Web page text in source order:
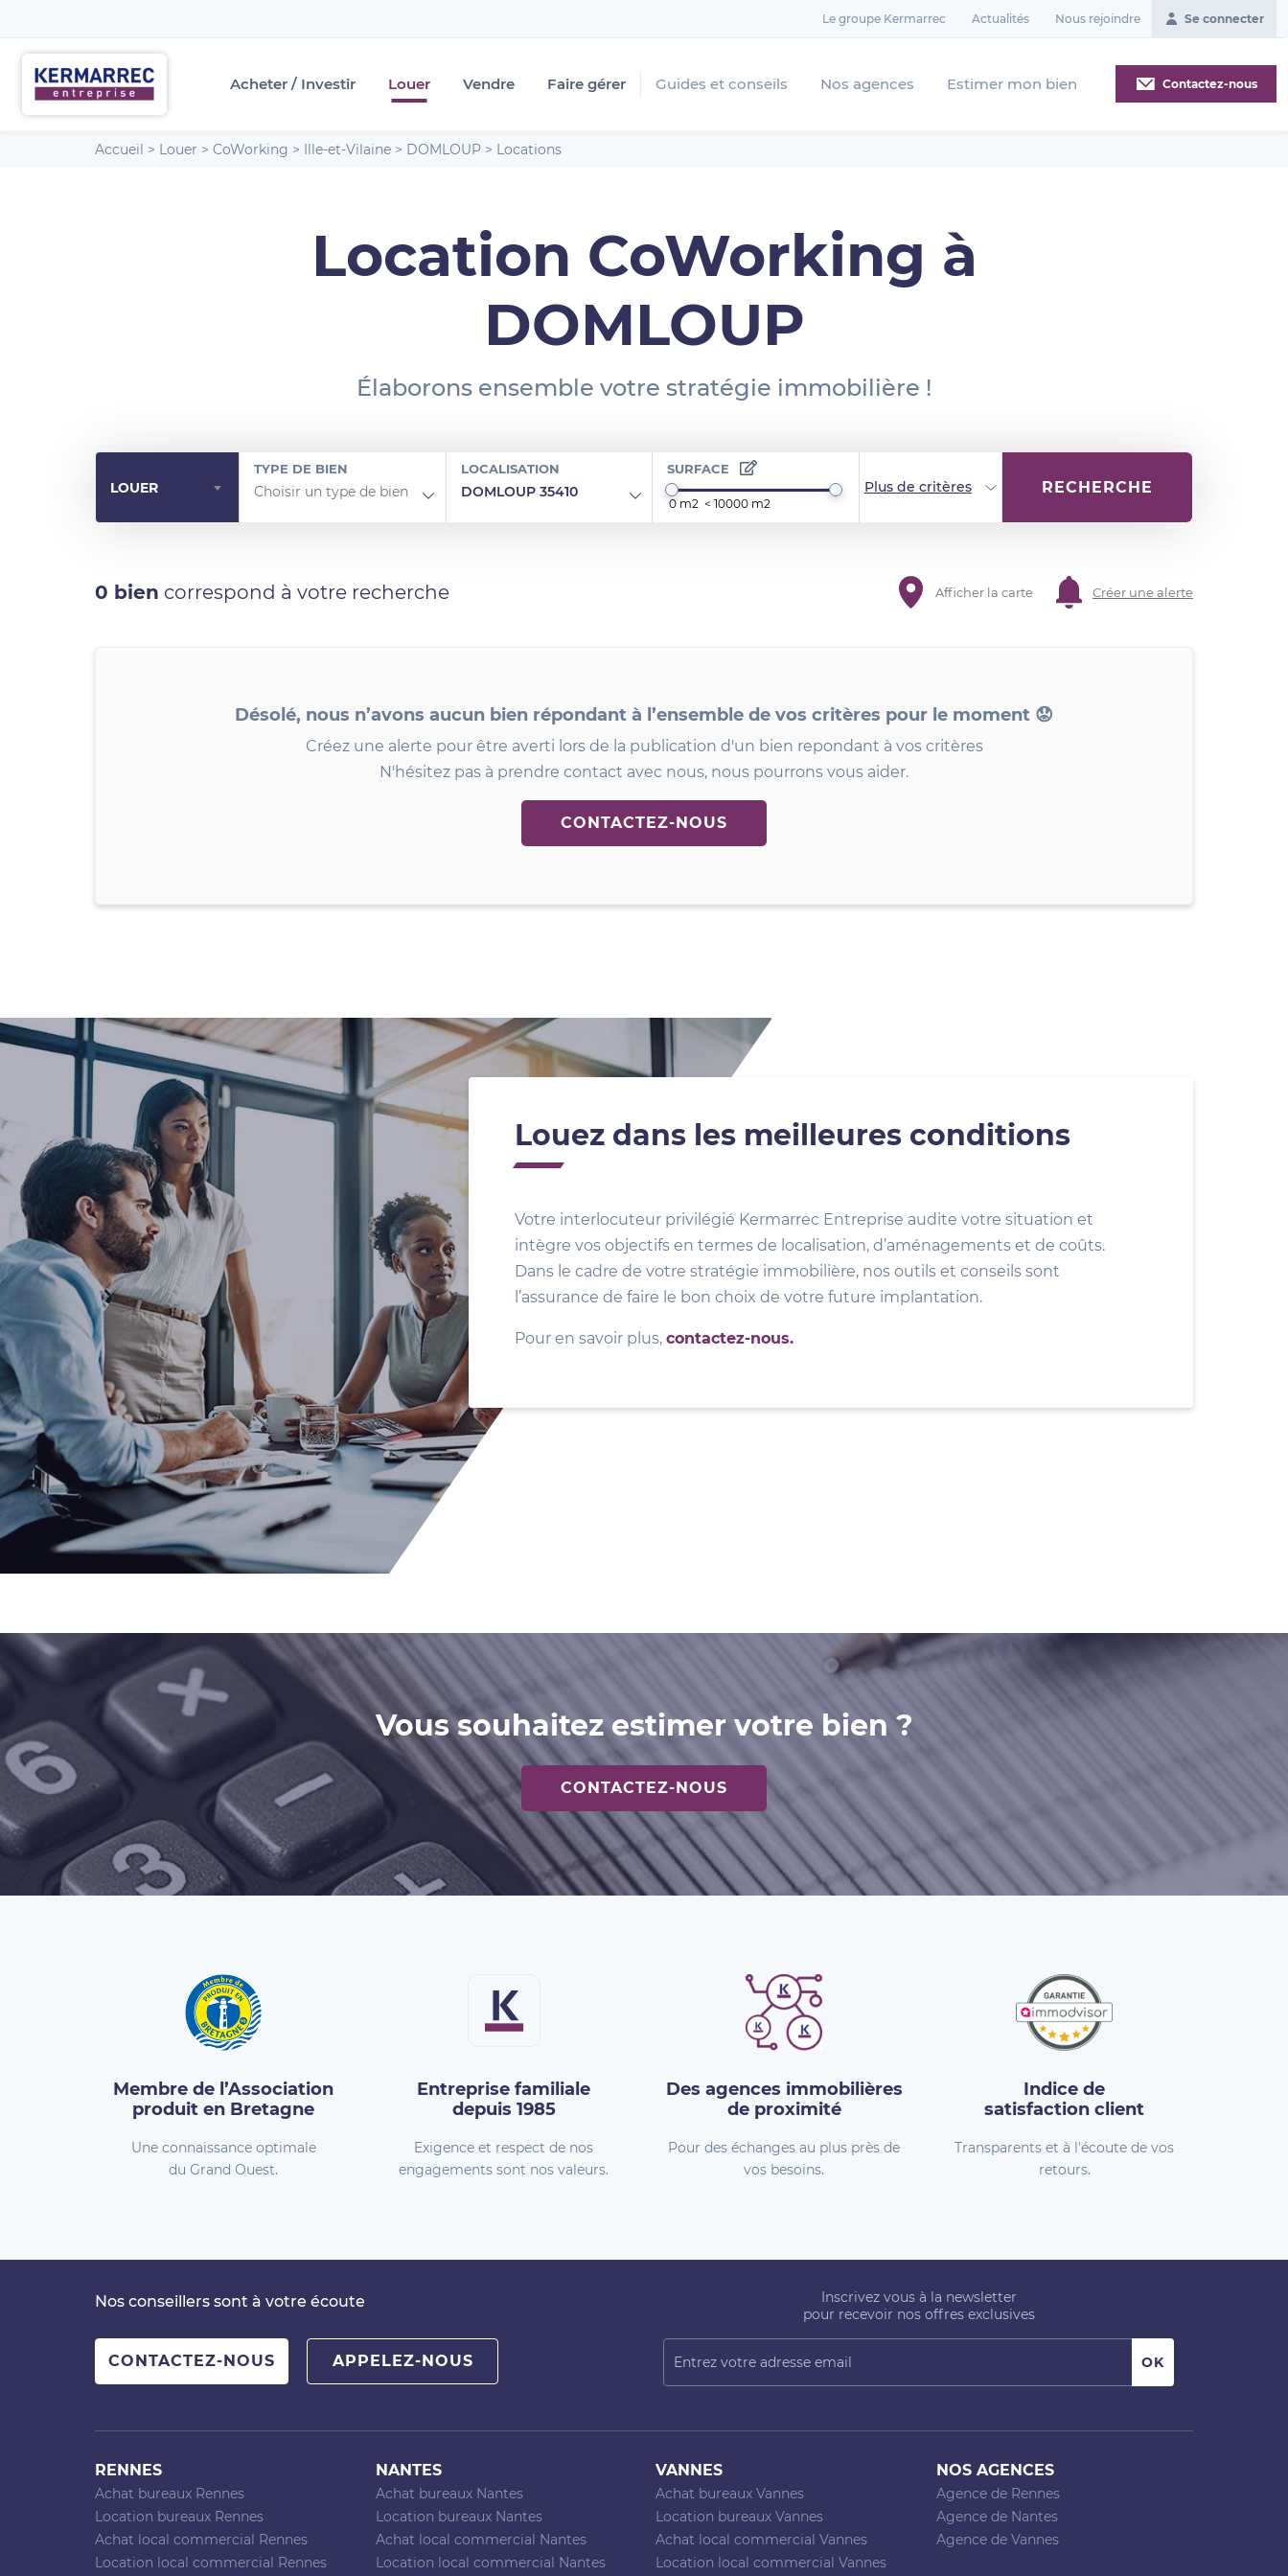
Le groupe Kermarrec Actualités Nous rejoindre Se connecter
Acheter / Investir Louer Vendre Faire gérer Guides et conseils Nos agences Estimer mon bien Contactez-nous
Accueil > Louer > CoWorking > Ille-et-Vilaine > DOMLOUP > Locations
Location CoWorking à
DOMLOUP
Élaborons ensemble votre stratégie immobilière !
LOUER
TYPE DE BIEN LOCALISATION
DOMLOUP 35410
SURFACE
Plus de critères RECHERCHE
0 bien correspond à votre recherche Afficher la carte Créer une alerte
Désolé, nous n’avons aucun bien répondant à l’ensemble de vos critères pour le moment 😟
Créez une alerte pour être averti lors de la publication d'un bien repondant à vos critères
N'hésitez pas à prendre contact avec nous, nous pourrons vous aider.
CONTACTEZ-NOUS
Louez dans les meilleures conditions
Votre interlocuteur privilégié Kermarrec Entreprise audite votre situation et
intègre vos objectifs en termes de localisation, d’aménagements et de coûts.
Dans le cadre de votre stratégie immobilière, nos outils et conseils sont
l’assurance de faire le bon choix de votre future implantation.
Pour en savoir plus, contactez-nous.
Vous souhaitez estimer votre bien ?
CONTACTEZ-NOUS
Membre de l’Association
produit en Bretagne
Une connaissance optimale
du Grand Ouest.
Entreprise familiale
depuis 1985
Exigence et respect de nos
engagements sont nos valeurs.
Des agences immobilières
de proximité
Pour des échanges au plus près de
vos besoins.
Indice de
satisfaction client
Transparents et à l'écoute de vos
retours.
Nos conseillers sont à votre écoute
CONTACTEZ-NOUS APPELEZ-NOUS
Inscrivez vous à la newsletter
pour recevoir nos offres exclusives
RENNES
Achat bureaux Rennes
Location bureaux Rennes
Achat local commercial Rennes
Location local commercial Rennes
NANTES
Achat bureaux Nantes
Location bureaux Nantes
Achat local commercial Nantes
Location local commercial Nantes
VANNES
Achat bureaux Vannes
Location bureaux Vannes
Achat local commercial Vannes
Location local commercial Vannes
NOS AGENCES
Agence de Rennes
Agence de Nantes
Agence de Vannes